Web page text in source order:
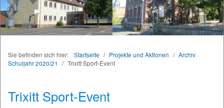
Sie befinden sich hier: Startseite / Projekte und Aktionen / Archiv
Schuljahr 2020/21
/ Trixitt Sport-Event
Trixitt Sport-Event